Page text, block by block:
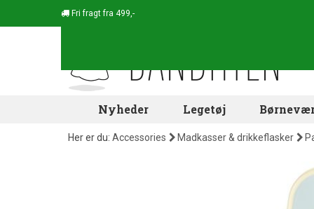
Fri fragt fra 499,-
Nyheder Legetøj
Her er du: Accessories Madkasser & drikkeflasker